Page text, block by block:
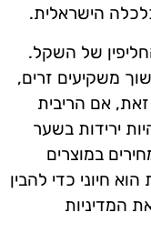
הישראלית.
של השקל.
משקיעים זרים,
אם הריבית
ירידות בשער
במוצרים
חיוני כדי להבין
המדיניות